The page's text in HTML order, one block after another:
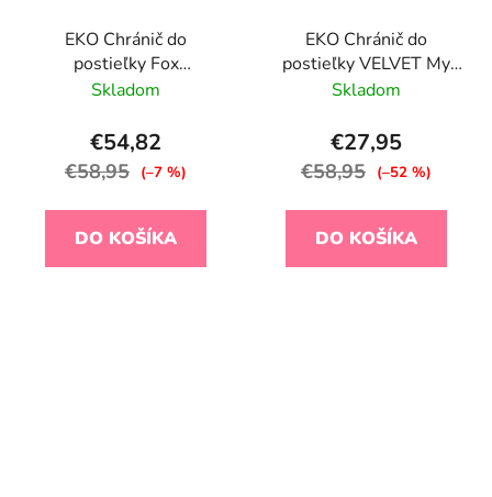
EKO Chránič do
postieľky Fox
360x35cm
Skladom
€54,82
€58,95 (–7 %)
DO KOŠÍKA
EKO Chránič do
postieľky VELVET My
farm Powder pink
Skladom
€27,95
€58,95 (–52 %)
DO KOŠÍKA